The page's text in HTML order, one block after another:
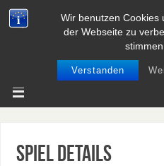
Wir benutzen Cookies
der Webseite zu
Verstanden
Spiel Details